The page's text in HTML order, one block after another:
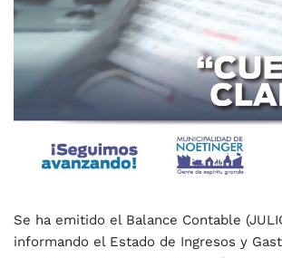
Se ha emitido el Balance Contable
informando el Estado de Ingresos y